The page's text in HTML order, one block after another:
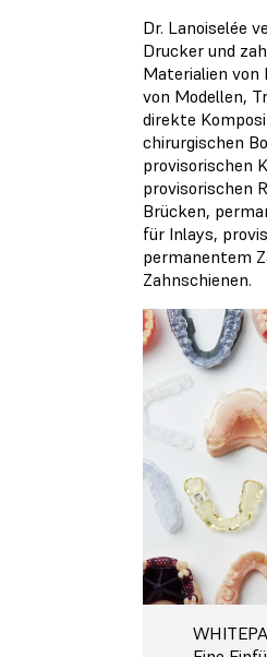
Dr. Lanoiselée
Drucker und
Materialien von
von Modellen,
direkte
chirurgischen
provisorischen
provisorischen
Brücken,
für Inlays,
permanentem
Zahnschienen.